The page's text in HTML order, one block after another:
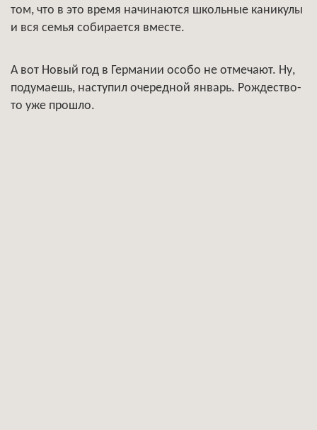
том, что в это время начинаются школьные каникулы
и вся семья собирается вместе.
А вот Новый год в Германии особо не отмечают. Ну,
подумаешь, наступил очередной январь. Рождество-
то уже прошло.